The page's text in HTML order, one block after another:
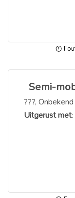
Semi-
???, Onbekend
Uitgerust met